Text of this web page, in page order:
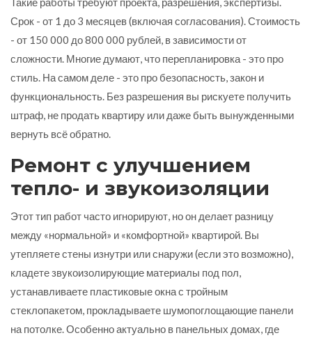
Срок - от 1 до 3 месяцев (включая согласования). Стоимость
- от 150 000 до 800 000 рублей, в зависимости от
сложности. Многие думают, что перепланировка - это про
стиль. На самом деле - это про безопасность, закон и
функциональность. Без разрешения вы рискуете получить
штраф, не продать квартиру или даже быть вынужденными
вернуть всё обратно.
Ремонт с улучшением
тепло- и звукоизоляции
Этот тип работ часто игнорируют, но он делает разницу
между «нормальной» и «комфортной» квартирой. Вы
утепляете стены изнутри или снаружи (если это возможно),
кладете звукоизолирующие материалы под пол,
устанавливаете пластиковые окна с тройным
стеклопакетом, прокладываете шумопоглощающие панели
на потолке. Особенно актуально в панельных домах, где